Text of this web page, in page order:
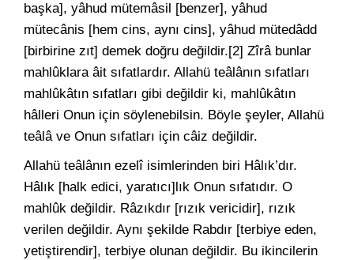
başka], yâhud mütemâsil [benzer], yâhud
mütecânis [hem cins, aynı cins], yâhud mütedâdd
[birbirine zıt] demek doğru değildir.[2] Zîrâ bunlar
mahlûklara âit sıfatlardır. Allahü teâlânın sıfatları
mahlûkâtın sıfatları gibi değildir ki, mahlûkâtın
hâlleri Onun için söylenebilsin. Böyle şeyler, Allahü
teâlâ ve Onun sıfatları için câiz değildir.
Allahü teâlânın ezelî isimlerinden biri Hâlık’dır.
Hâlık [halk edici, yaratıcı]lık Onun sıfatıdır. O
mahlûk değildir. Râzıkdır [rızık vericidir], rızık
verilen değildir. Aynı şekilde Rabdır [terbiye eden,
yetiştirendir], terbiye olunan değildir. Bu ikincilerin